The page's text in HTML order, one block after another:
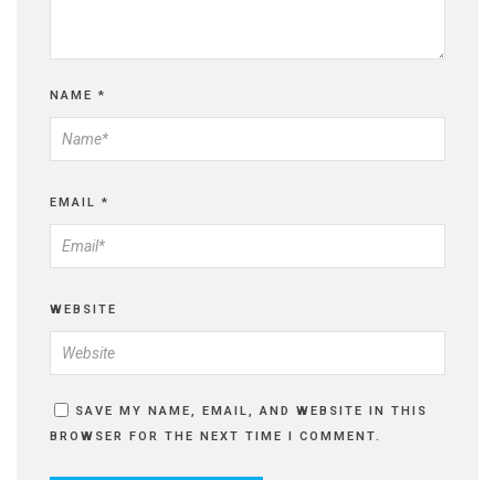
NAME *
EMAIL *
WEBSITE
SAVE MY NAME, EMAIL, AND WEBSITE IN THIS
BROWSER FOR THE NEXT TIME I COMMENT.